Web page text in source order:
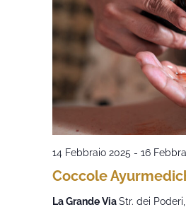
Coccole
14 Febbraio 2025 - 16
La Grande ViaStr. dei